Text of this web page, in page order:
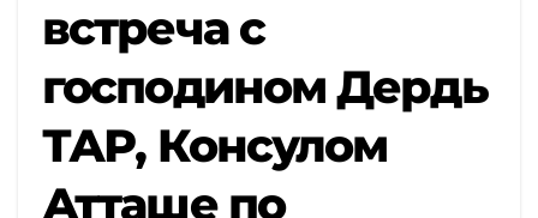
встреча с
господином Дердь
ТАР, Консулом
Атташе по